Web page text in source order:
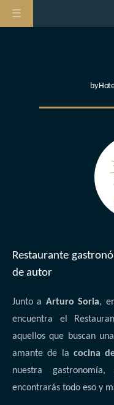
by
Restaurante
de autor
Junto a Arturo Soria,
encuentra el
aquellos que buscan
amante de la cocina
nuestra
encontrarás todo eso y